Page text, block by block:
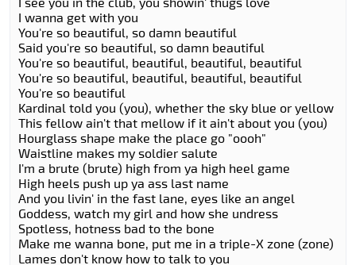
I wanna get with you
You're so beautiful, so damn beautiful
Said you're so beautiful, so damn beautiful
You're so beautiful, beautiful, beautiful, beautiful
You're so beautiful, beautiful, beautiful, beautiful
You're so beautiful
Kardinal told you (you), whether the sky blue or yellow
This fellow ain't that mellow if it ain't about you (you)
Hourglass shape make the place go "oooh"
Waistline makes my soldier salute
I'm a brute (brute) high from ya high heel game
High heels push up ya ass last name
And you livin' in the fast lane, eyes like an angel
Goddess, watch my girl and how she undress
Spotless, hotness bad to the bone
Make me wanna bone, put me in a triple-X zone (zone)
Lames don't know how to talk to you